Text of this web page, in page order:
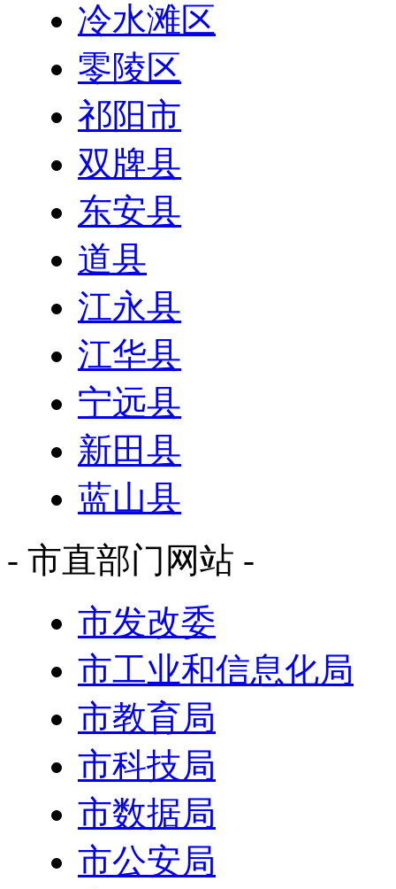
冷水滩区
零陵区
祁阳市
双牌县
东安县
道县
江永县
江华县
宁远县
新田县
蓝山县
- 市直部门网站 -
市发改委
市工业和信息化局
市教育局
市科技局
市数据局
市公安局